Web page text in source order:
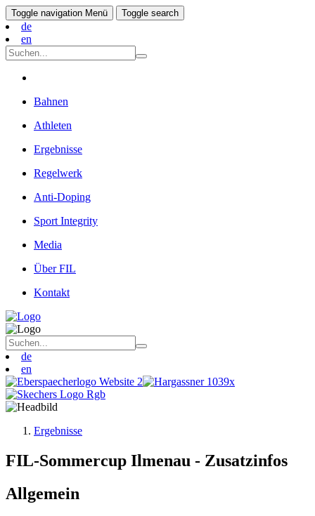
Toggle navigation Menü Toggle search
de
en
Bahnen
Athleten
Ergebnisse
Regelwerk
Anti-Doping
Sport Integrity
Media
Über FIL
Kontakt
de
en
Ergebnisse
FIL-Sommercup Ilmenau - Zusatzinfos
Allgemein